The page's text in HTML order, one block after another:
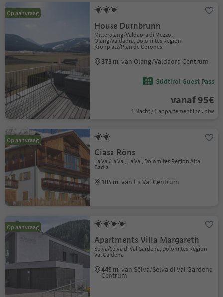
Op aanvraag
House Durnbrunn
Mitterolang/Valdaora di Mezzo,
Olang/Valdaora, Dolomites Region
Kronplatz/Plan de Corones
373 m van Olang/Valdaora Centrum
Südtirol Guest Pass
vanaf 95€
1 Nacht / 1 appartement Incl. btw
Op aanvraag
Ciasa Röns
La Val/La Val, La Val, Dolomites Region Alta
Badia
105 m van La Val Centrum
Op aanvraag
Apartments Villa Margareth
Sëlva/Selva di Val Gardena, Dolomites Region
Val Gardena
449 m van Sëlva/Selva di Val Gardena
Centrum